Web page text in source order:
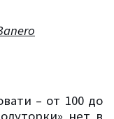
– от 100 до